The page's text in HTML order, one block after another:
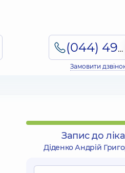
(044) 495-2-888
Замовити
Запис до
Діденко Андрій